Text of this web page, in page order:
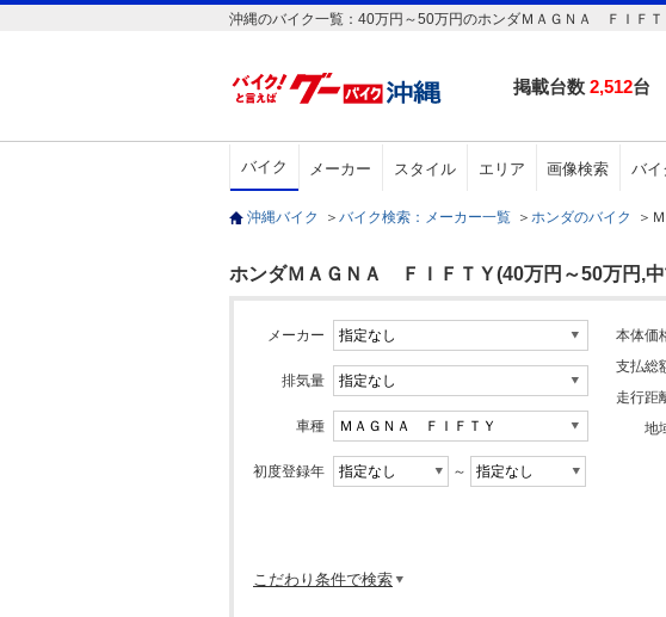
沖縄のバイク一覧：40万円～50万円のホンダＭＡＧＮＡ ＦＩＦ
掲載台数 2,512台
バイク メーカー スタイル エリア 画像検索 バイ
沖縄バイク ＞ バイク検索：メーカー一覧 ＞ ホンダのバイク ＞
ホンダＭＡＧＮＡ ＦＩＦＴＹ(40万円～50万円,
メーカー
排気量
車種
初度登録年 ～
本体価
支払総
走行距
地
こだわり条件で検索